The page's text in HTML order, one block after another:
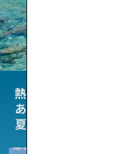
熱気
あふれる、
夏